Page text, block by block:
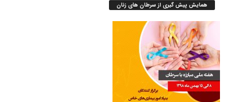
همایش پیش گیری از سرطان های زنان